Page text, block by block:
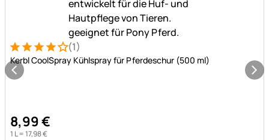
Bewertung: 4 von 5 (1 Bewertungen)
1 Bewertung(1)
Kerbl CoolSpray Kühlspray für Pferdeschur (500 ml)
8,99€
1 L =17,98€